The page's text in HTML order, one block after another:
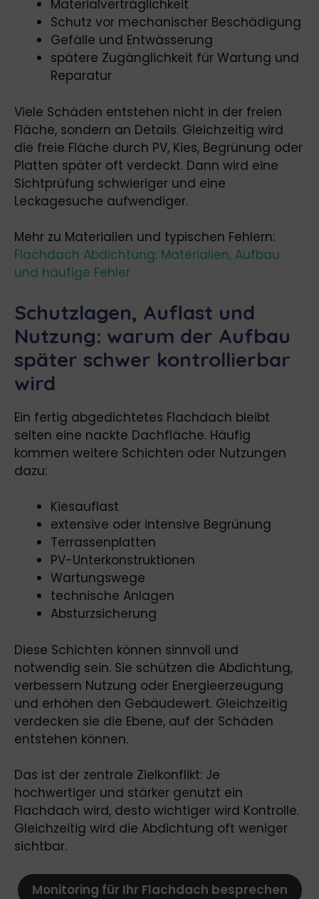
Materialverträglichkeit
Schutz vor mechanischer Beschädigung
Gefälle und Entwässerung
spätere Zugänglichkeit für Wartung und
Reparatur
Viele Schäden entstehen nicht in der freien
Fläche, sondern an Details. Gleichzeitig wird
die freie Fläche durch PV, Kies, Begrünung oder
Platten später oft verdeckt. Dann wird eine
Sichtprüfung schwieriger und eine
Leckagesuche aufwendiger.
Mehr zu Materialien und typischen Fehlern:
Flachdach Abdichtung: Materialien, Aufbau
und häufige Fehler
Schutzlagen, Auflast und
Nutzung: warum der Aufbau
später schwer kontrollierbar
wird
Ein fertig abgedichtetes Flachdach bleibt
selten eine nackte Dachfläche. Häufig
kommen weitere Schichten oder Nutzungen
dazu:
Kiesauflast
extensive oder intensive Begrünung
Terrassenplatten
PV-Unterkonstruktionen
Wartungswege
technische Anlagen
Absturzsicherung
Diese Schichten können sinnvoll und
notwendig sein. Sie schützen die Abdichtung,
verbessern Nutzung oder Energieerzeugung
und erhöhen den Gebäudewert. Gleichzeitig
verdecken sie die Ebene, auf der Schäden
entstehen können.
Das ist der zentrale Zielkonflikt: Je
hochwertiger und stärker genutzt ein
Flachdach wird, desto wichtiger wird Kontrolle.
Gleichzeitig wird die Abdichtung oft weniger
sichtbar.
Monitoring für Ihr Flachdach besprechen